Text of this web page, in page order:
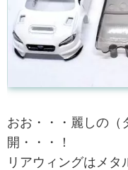
おお・・・麗しの（
開・・・！
リアウィングはメタ